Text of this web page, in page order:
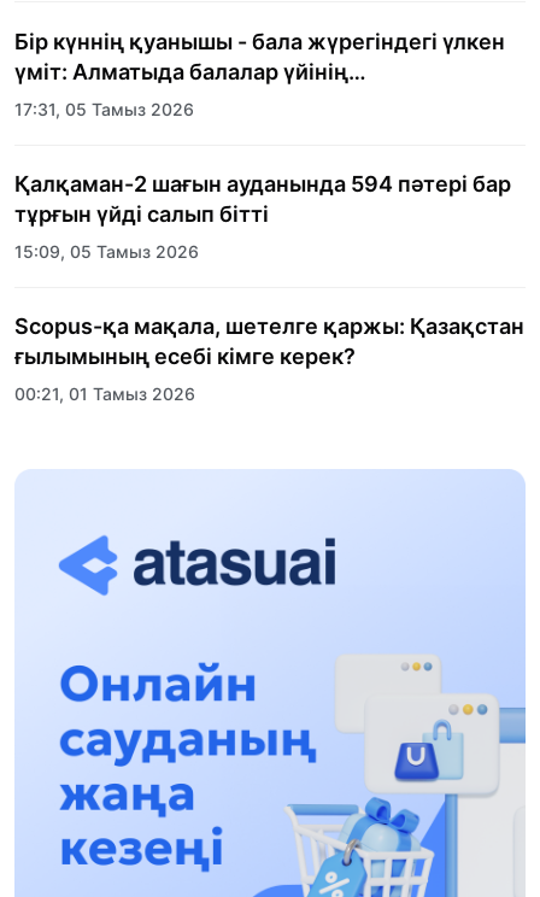
Бір күннің қуанышы - бала жүрегіндегі үлкен
үміт: Алматыда балалар үйінің
тәрбиеленушілеріне мерекелік күн
17:31, 05 Тамыз 2026
Қалқаман-2 шағын ауданында 594 пәтері бар
тұрғын үйді салып бітті
15:09, 05 Тамыз 2026
Scopus-қа мақала, шетелге қаржы: Қазақстан
ғылымының есебі кімге керек?
00:21, 01 Тамыз 2026
«Заң керуені» жобасы: Абай облысында
17:31, 31 Шілде 2026
13:13, 30 Шілде 2026
Асхат Асылбеков: Күшті билікке күшті
тұлғалар керек!
12:01, 28 Шілде 2026